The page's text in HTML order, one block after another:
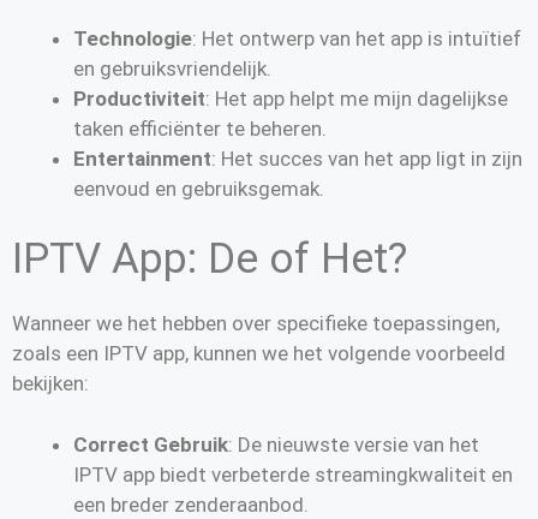
Technologie: Het ontwerp van het app is intuïtief
en gebruiksvriendelijk.
Productiviteit: Het app helpt me mijn dagelijkse
taken efficiënter te beheren.
Entertainment: Het succes van het app ligt in zijn
eenvoud en gebruiksgemak.
IPTV App: De of Het?
Wanneer we het hebben over specifieke toepassingen,
zoals een IPTV app, kunnen we het volgende voorbeeld
bekijken:
Correct Gebruik: De nieuwste versie van het
IPTV app biedt verbeterde streamingkwaliteit en
een breder zenderaanbod.